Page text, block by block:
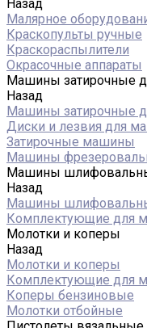
Назад
Малярное
Краскопульты ручные
Краскораспылители
Окрасочные аппараты
Машины затирочные
Назад
Машины затирочные
Диски и лезвия для
Затирочные машины
Машины
Машины
Назад
Машины
Комплектующие для
Молотки и коперы
Назад
Молотки и коперы
Комплектующие для
Коперы бензиновые
Молотки отбойные